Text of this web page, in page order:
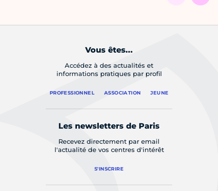
Vous êtes...
Accédez à des actualités et
informations pratiques par profil
PROFESSIONNEL ASSOCIATION JEUNE
Les newsletters de Paris
Recevez directement par email
l'actualité de vos centres d'intérêt
S'INSCRIRE